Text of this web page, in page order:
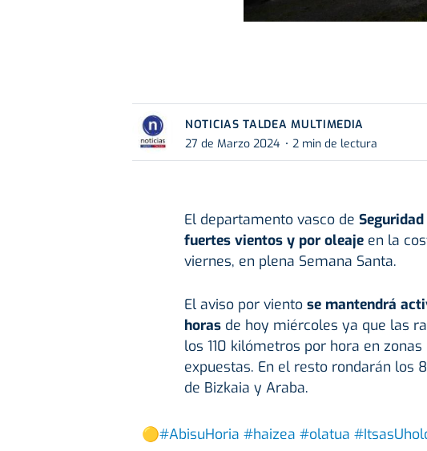
NOTICIAS TALDEA MULTIMEDIA
27 de Marzo 2024
2 min de lectura
El departamento vasco de
fuertes vientos y por oleajeen la
viernes, en plena Semana Santa.
El aviso por viento se mantendrá
horasde hoy miércoles ya que las
los 110 kilómetros por hora en
expuestas. En el resto rondarán los
de Bizkaia y Araba.
🟡#AbisuHoria #haizea #olatua